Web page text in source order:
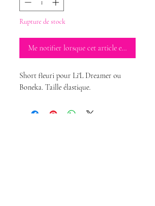
Rupture de stock
Me notifier lorsque cet article est disponible
Short fleuri pour Li'L Dreamer ou
Boneka. Taille élastique.